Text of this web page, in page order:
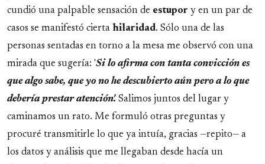
cundió una palpable sensación de estupor y en un par de
casos se manifestó cierta hilaridad. Sólo una de las
personas sentadas en torno a la mesa me observó con una
mirada que sugería: 'Si lo afirma con tanta convicción es
que algo sabe, que yo no he descubierto aún pero a lo que
debería prestar atención'. Salimos juntos del lugar y
caminamos un rato. Me formuló otras preguntas y
procuré transmitirle lo que ya intuía, gracias —repito— a
los datos y análisis que me llegaban desde hacía un